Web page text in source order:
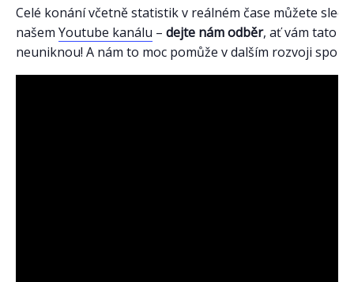
Celé konání včetně statistik v reálném čase můžete
našem Youtube kanálu – dejte nám odběr, ať vám tato
neuniknou! A nám to moc pomůže v dalším rozvoji